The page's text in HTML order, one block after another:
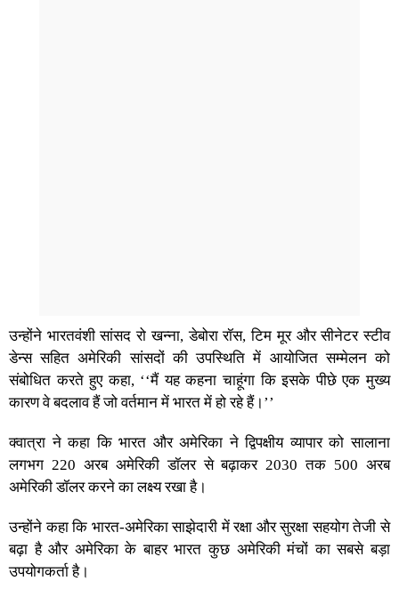
उन्होंने भारतवंशी सांसद रो खन्ना, डेबोरा रॉस, टिम मूर और सीनेटर स्टीव
डेन्स सहित अमेरिकी सांसदों की उपस्थिति में आयोजित सम्मेलन को
संबोधित करते हुए कहा, ‘‘मैं यह कहना चाहूंगा कि इसके पीछे एक मुख्य
कारण वे बदलाव हैं जो वर्तमान में भारत में हो रहे हैं।’’
क्वात्रा ने कहा कि भारत और अमेरिका ने द्विपक्षीय व्यापार को सालाना
लगभग 220 अरब अमेरिकी डॉलर से बढ़ाकर 2030 तक 500 अरब
अमेरिकी डॉलर करने का लक्ष्य रखा है।
उन्होंने कहा कि भारत-अमेरिका साझेदारी में रक्षा और सुरक्षा सहयोग तेजी से
बढ़ा है और अमेरिका के बाहर भारत कुछ अमेरिकी मंचों का सबसे बड़ा
उपयोगकर्ता है।